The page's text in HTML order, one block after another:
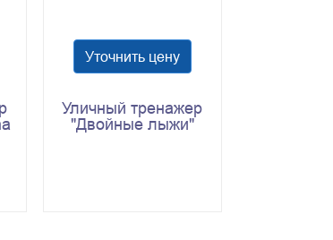
Уточнить цену
Уличный тренажер
"Двойные лыжи"